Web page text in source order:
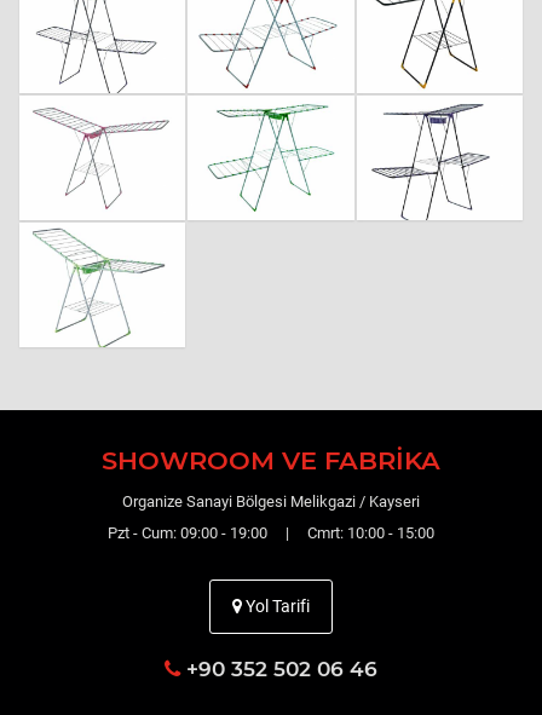
SHOWROOM VE FABRIKA
Organize Sanayi Bölgesi Melikgazi / Kayseri
Pzt - Cum: 09:00 - 19:00 | Cmrt: 10:00 - 15:00
Yol Tarifi
+90 352 502 06 46